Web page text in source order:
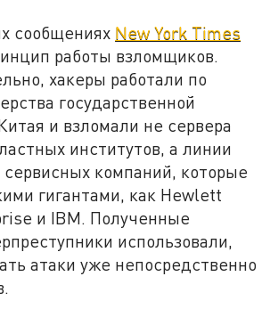
сообщениях New York Times
работы взломщиков.
хакеры работали по
государственной
и взломали не сервера
институтов, а линии
компаний, которые
гигантами, как Hewlett
и IBM. Полученные
использовали,
атаки уже непосредственно